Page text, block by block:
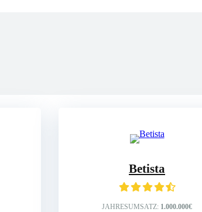
Betista
JAHRESUMSATZ: 1.000.000€